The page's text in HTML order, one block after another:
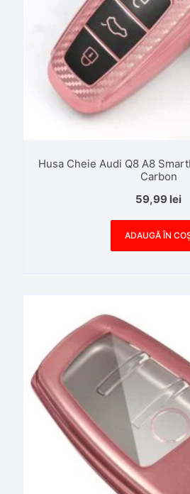
Husa Cheie Audi Q8 A8
Carbon
59,99 lei
ADAUGĂ ÎN